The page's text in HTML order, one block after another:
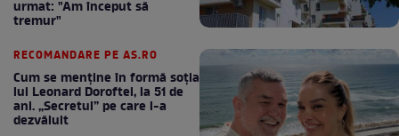
urmat: "Am început să
tremur"
RECOMANDARE PE AS.RO
Cum se menţine în formă soţia
lui Leonard Doroftei, la 51 de
ani. „Secretul” pe care l-a
dezvăluit